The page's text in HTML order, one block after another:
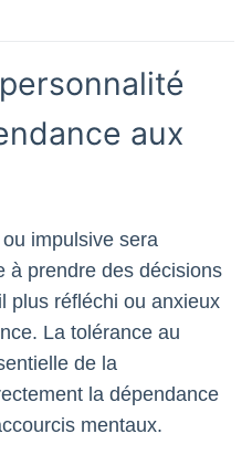
aux
impulsive sera
à prendre des décisions
plus réfléchi ou anxieux
La tolérance au
de la
la dépendance
mentaux.